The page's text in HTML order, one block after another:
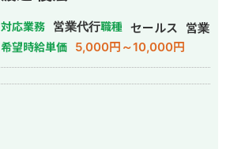
対応業務 営業代行職種 セールス 営業
希望時給単価 5,000円～10,000円